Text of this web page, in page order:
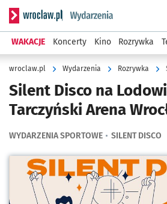
Serwis informacyjny wroclaw.pl
WAKACJE Koncerty Kino Rozrywka
wroclaw.pl Wydarzenia Rozrywka
Silent Disco na
Tarczyński Arena
WYDARZENIA SPORTOWE SILENT DISCO
Kliknij, aby powiększyć